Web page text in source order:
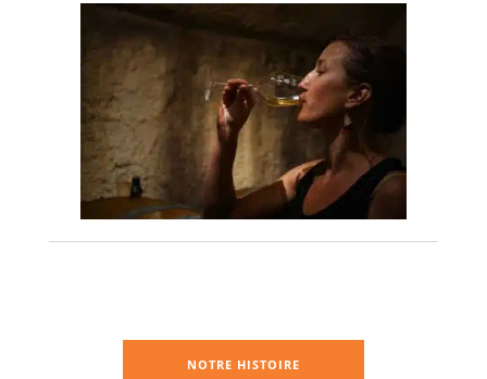
NOTRE HISTOIRE